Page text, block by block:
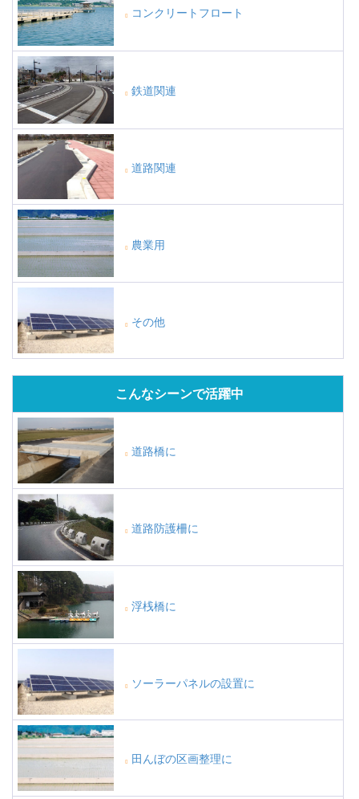
コンクリートフロート
鉄道関連
道路関連
農業用
その他
こんなシーンで活躍中
道路橋に
道路防護柵に
浮桟橋に
ソーラーパネルの設置に
田んぼの区画整理に